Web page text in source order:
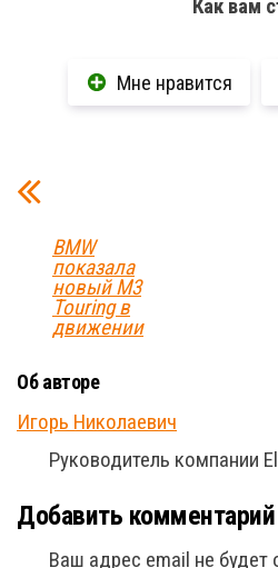
Как вам
Мне нравится
BMW
показала
новый M3
Touring в
движении
Об авторе
Игорь Николаевич
Руководитель компании
Добавить комментарий
Ваш адрес email не будет